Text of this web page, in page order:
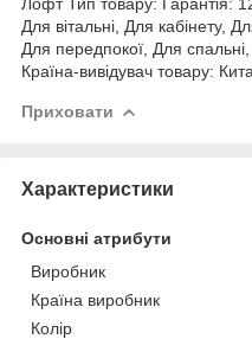
Для вітальні, Для кабінету,
Для передпокої, Для
Країна-вивідувач товару:
Приховати
Характеристики
Основні атрибути
Виробник
Країна виробник
Колір